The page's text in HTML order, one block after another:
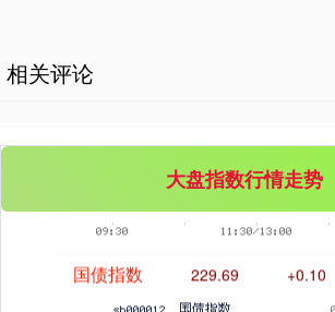
相关评论
大盘指数行情走势